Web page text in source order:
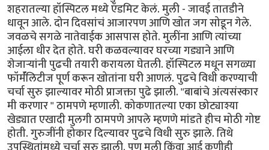
शहरातल्या हॉस्पिटल मध्ये ऍडमिट केलं. मुली - जावई तातडीने
धावून आले. दोन दिवसांचं आजारपण आणि खोत जग सोडून गेले.
जवळचे सगळे नातेवाईक आसपास होते. मुलींना आणि त्यांच्या
आईला धीर देत होते. घरी कळवल्यावर घरच्या गड्याने आणि
शेजाऱ्यांनी पुढची तयारी करायला घेतली. हॉस्पिटल मधून सगळ्या
फॉर्मॅलिटीज पूर्ण करून खोतांना घरी आणलं. पुढचे विधी करण्याची
चर्चा सुरु झाल्यावर मोठी प्राजक्ता पुढे झाली. "बाबांचे अंत्यसंस्कार
मी करणार " ठामपणे म्हणाली. कोकणातल्या एका छोट्याश्या
खेड्यात एखादी मुलगी ठामपणे आपले म्हणणे मांडते हीच मोठी गोष्ट
होती. गुरुजींनी होकार दिल्यावर पुढचे विधी सुरु झाले. तिथे